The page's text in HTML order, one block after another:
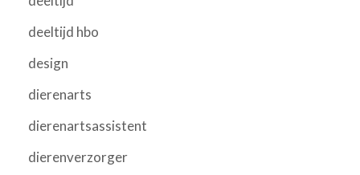
deeltijd hbo
design
dierenarts
dierenartsassistent
dierenverzorger